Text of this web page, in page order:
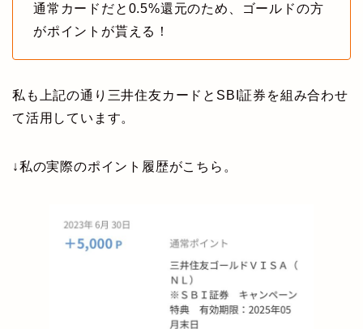
通常カードだと0.5%還元のため、ゴールドの方
がポイントが貰える！
私も上記の通り三井住友カードとSBI証券を組み合わせ
て活用しています。
↓私の実際のポイント履歴がこちら。